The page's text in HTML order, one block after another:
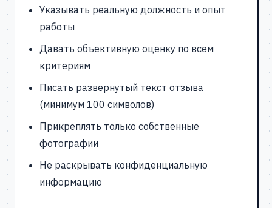
Указывать реальную должность и опыт
работы
Давать объективную оценку по всем
критериям
Писать развернутый текст отзыва
(минимум 100 символов)
Прикреплять только собственные
фотографии
Не раскрывать конфиденциальную
информацию